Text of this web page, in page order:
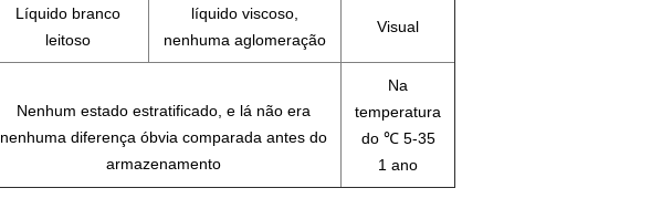
Líquido branco
leitoso
líquido viscoso,
nenhuma aglomeração
Visual
Nenhum estado estratificado, e lá não era
nenhuma diferença óbvia comparada antes do
armazenamento
Na
temperatura
do ℃ 5-35
1 ano